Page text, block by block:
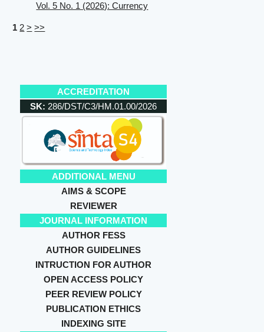
Vol. 5 No. 1 (2026): Currency
1 2 > >>
ACCREDITATION
SK: 286/DST/C3/HM.01.00/2026
ADDITIONAL MENU
AIMS & SCOPE
REVIEWER
JOURNAL INFORMATION
AUTHOR FESS
AUTHOR GUIDELINES
INTRUCTION FOR AUTHOR
OPEN ACCESS POLICY
PEER REVIEW POLICY
PUBLICATION ETHICS
INDEXING SITE